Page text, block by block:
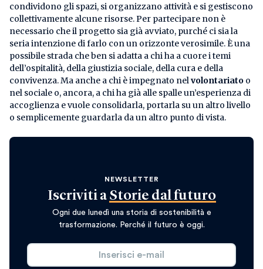
condividono gli spazi, si organizzano attività e si gestiscono
collettivamente alcune risorse. Per partecipare non è
necessario che il progetto sia già avviato, purché ci sia la
seria intenzione di farlo con un orizzonte verosimile. È una
possibile strada che ben si adatta a chi ha a cuore i temi
dell’ospitalità, della giustizia sociale, della cura e della
convivenza. Ma anche a chi è impegnato nelvolontariato o
nel sociale o, ancora, a chi ha già alle spalle un’esperienza di
accoglienza e vuole consolidarla, portarla su un altro livello
o semplicemente guardarla da un altro punto di vista.
NEWSLETTER
Iscriviti a Storie dal futuro
Ogni due lunedì una storia di sostenibilità e
trasformazione. Perché il futuro è oggi.